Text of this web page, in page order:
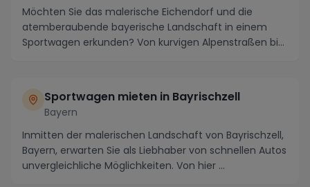
Möchten Sie das malerische Eichendorf und die
atemberaubende bayerische Landschaft in einem
Sportwagen erkunden? Von kurvigen Alpenstraßen bis
Sportwagen mieten in Bayrischzell
Bayern
Inmitten der malerischen Landschaft von Bayrischzell,
Bayern, erwarten Sie als Liebhaber von schnellen Autos
unvergleichliche Möglichkeiten. Von hier ...